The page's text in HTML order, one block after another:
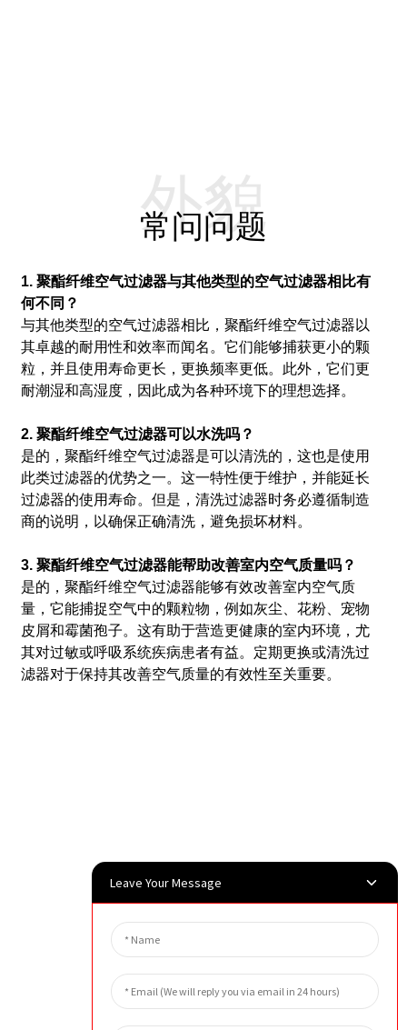
常问问题
外貌
1. 聚酯纤维空气过滤器与其他类型的空气过滤器相比有
何不同？
与其他类型的空气过滤器相比，聚酯纤维空气过滤器以
其卓越的耐用性和效率而闻名。它们能够捕获更小的颗
粒，并且使用寿命更长，更换频率更低。此外，它们更
耐潮湿和高湿度，因此成为各种环境下的理想选择。
2. 聚酯纤维空气过滤器可以水洗吗？
是的，聚酯纤维空气过滤器是可以清洗的，这也是使用
此类过滤器的优势之一。这一特性便于维护，并能延长
过滤器的使用寿命。但是，清洗过滤器时务必遵循制造
商的说明，以确保正确清洗，避免损坏材料。
3. 聚酯纤维空气过滤器能帮助改善室内空气质量吗？
是的，聚酯纤维空气过滤器能够有效改善室内空气质
量，它能捕捉空气中的颗粒物，例如灰尘、花粉、宠物
皮屑和霉菌孢子。这有助于营造更健康的室内环境，尤
其对过敏或呼吸系统疾病患者有益。定期更换或清洗过
滤器对于保持其改善空气质量的有效性至关重要。
Leave Your Message